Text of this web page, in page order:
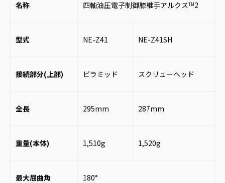
名称 四軸油圧電子制御膝継手アルクスTM2
型式 NE-Z41 NE-Z41SH
接続部分(上部) ピラミッド スクリューヘッド
全長 295mm 287mm
重量(本体) 1,510g 1,520g
最大屈曲角 180°